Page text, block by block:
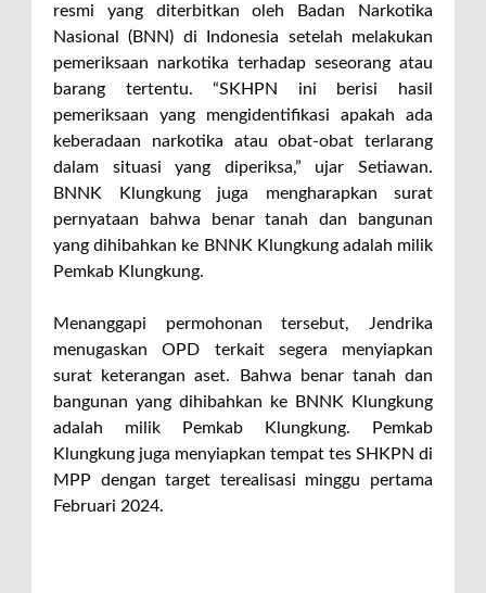
resmi yang diterbitkan oleh Badan Narkotika
Nasional (BNN) di Indonesia setelah melakukan
pemeriksaan narkotika terhadap seseorang atau
barang tertentu. “SKHPN ini berisi hasil
pemeriksaan yang mengidentifikasi apakah ada
keberadaan narkotika atau obat-obat terlarang
dalam situasi yang diperiksa,” ujar Setiawan.
BNNK Klungkung juga mengharapkan surat
pernyataan bahwa benar tanah dan bangunan
yang dihibahkan ke BNNK Klungkung adalah milik
Pemkab Klungkung.
Menanggapi permohonan tersebut, Jendrika
menugaskan OPD terkait segera menyiapkan
surat keterangan aset. Bahwa benar tanah dan
bangunan yang dihibahkan ke BNNK Klungkung
adalah milik Pemkab Klungkung. Pemkab
Klungkung juga menyiapkan tempat tes SHKPN di
MPP dengan target terealisasi minggu pertama
Februari 2024.